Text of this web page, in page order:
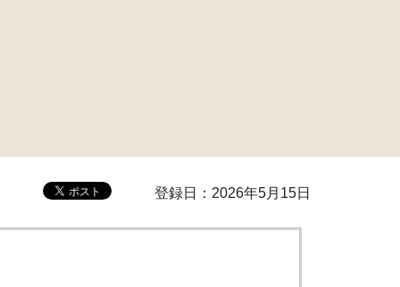
登録日：2026年5月15日